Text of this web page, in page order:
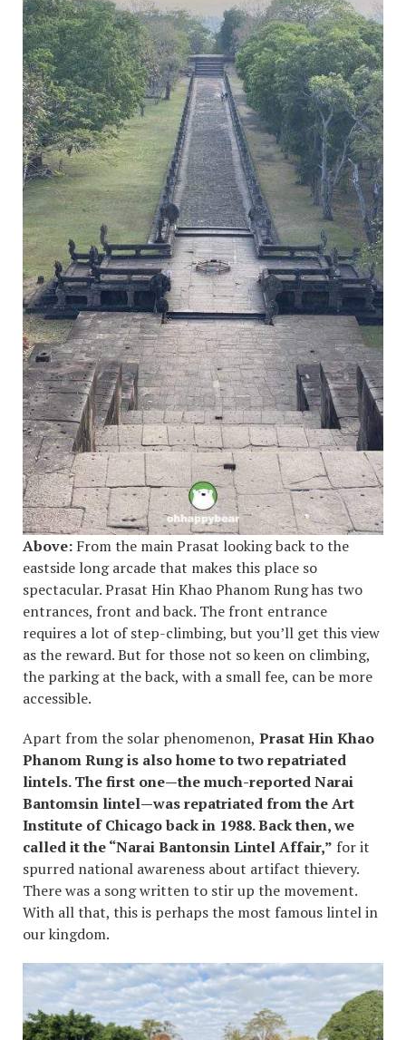
Above: From the main Prasat looking back to the
eastside long arcade that makes this place so
spectacular. Prasat Hin Khao Phanom Rung has two
entrances, front and back. The front entrance
requires a lot of step-climbing, but you’ll get this view
as the reward. But for those not so keen on climbing,
the parking at the back, with a small fee, can be more
accessible.
Apart from the solar phenomenon, Prasat Hin Khao
Phanom Rung is also home to two repatriated
lintels. The first one—the much-reported Narai
Bantomsin lintel—was repatriated from the Art
Institute of Chicago back in 1988. Back then, we
called it the “Narai Bantonsin Lintel Affair,” for it
spurred national awareness about artifact thievery.
There was a song written to stir up the movement.
With all that, this is perhaps the most famous lintel in
our kingdom.